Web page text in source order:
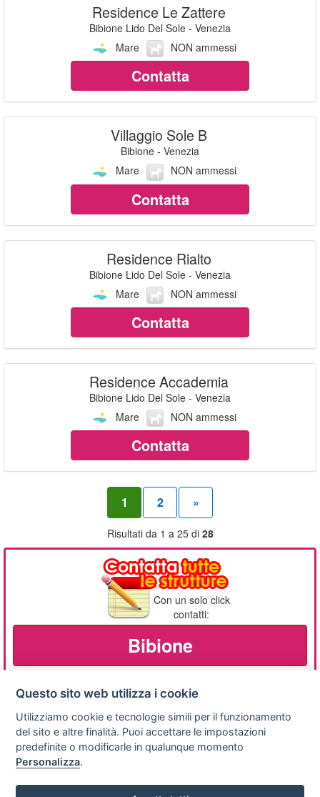
Residence Le Zattere
Bibione Lido Del Sole - Venezia
Mare
NON ammessi
Contatta
Villaggio Sole B
Bibione - Venezia
Mare
NON ammessi
Contatta
Residence Rialto
Bibione Lido Del Sole - Venezia
Mare
NON ammessi
Contatta
Residence Accademia
Bibione Lido Del Sole - Venezia
Mare
NON ammessi
Contatta
1 2 »
Risultati da 1 a 25 di 28
Con un solo click
contatti:
Bibione
Privacy
policy
Avviso
legale
Scrivici
Questo sito web utilizza i cookie
Utilizziamo cookie e tecnologie simili per il funzionamento
del sito e altre finalità. Puoi accettare le impostazioni
predefinite o modificarle in qualunque momento
Personalizza.